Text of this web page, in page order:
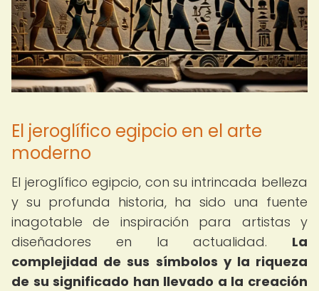
El jeroglífico egipcio en el arte
moderno
El jeroglífico egipcio, con su intrincada belleza
y su profunda historia, ha sido una fuente
inagotable de inspiración para artistas y
diseñadores en la actualidad. La
complejidad de sus símbolos y la riqueza
de su significado han llevado a la creación